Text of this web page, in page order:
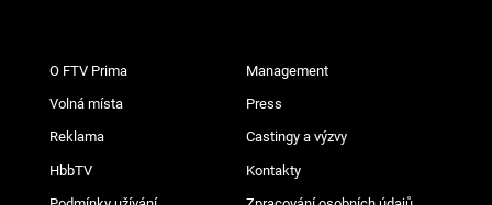
O FTV Prima Management
Volná místa Press
Reklama Castingy a výzvy
HbbTV Kontakty